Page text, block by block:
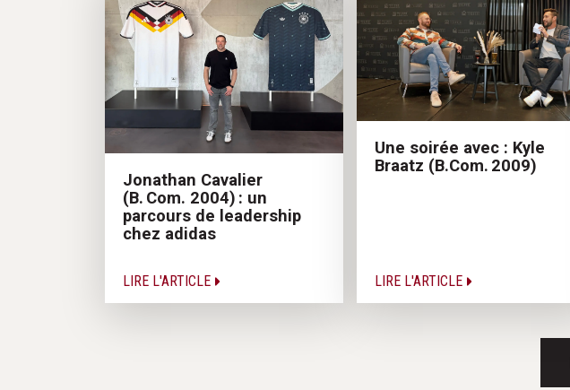
Jonathan Cavalier
(B. Com. 2004) : un
parcours de leadership
chez adidas
LIRE L'ARTICLE
Une soirée avec : Kyle
Braatz (B.Com. 2009)
LIRE L'ARTICLE